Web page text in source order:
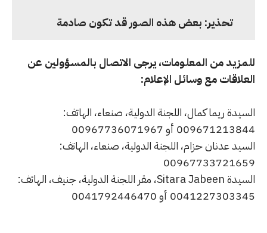
تحذير: بعض هذه الصور قد تكون صادمة
للمزيد من المعلومات، يرجى الاتصال بالمسؤولين عن
العلاقات مع وسائل الإعلام:
السيدة ريما كمال، اللجنة الدولية، صنعاء، الهاتف:
009671213844 أو 00967736071967
السيد عدنان حزام، اللجنة الدولية، صنعاء، الهاتف:
00967733721659
السيدة Sitara Jabeen، مقر اللجنة الدولية، جنيف، الهاتف:
0041227303345 أو 0041792446470